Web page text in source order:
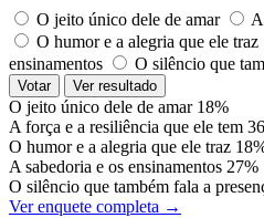
O jeito único dele de amar
O humor e a alegria que ele traz
ensinamentos
O silêncio que
Votar Ver resultado
O jeito único dele de amar 18%
A força e a resiliência que ele tem
O humor e a alegria que ele traz
A sabedoria e os ensinamentos 27%
O silêncio que também fala a
Ver enquete completa →